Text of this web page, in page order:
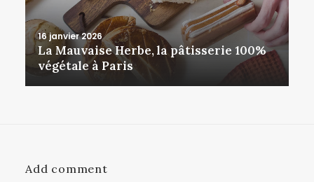
16 janvier 2026
La Mauvaise Herbe, la pâtisserie 100%
végétale à Paris
Add comment